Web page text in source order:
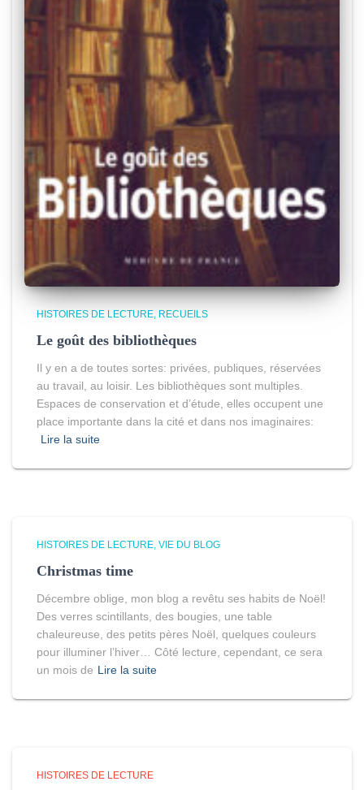
HISTOIRES DE LECTURE RECUEILS
Le goût des bibliothèques
Il y en a de toutes sortes: privées, publiques, réservées
au travail, au loisir. Les bibliothèques sont multiples.
Espaces de conservation et d’étude, elles occupent une
place importante dans la cité et dans nos imaginaires:
Lire la suite
HISTOIRES DE LECTURE VIE DU BLOG
Christmas time
Décembre oblige, mon blog a revêtu ses habits de Noël!
Des verres scintillants, des bougies, une table
chaleureuse, des petits pères Noël, quelques couleurs
pour illuminer l’hiver… Côté lecture, cependant, ce sera
un mois de Lire la suite
HISTOIRES DE LECTURE